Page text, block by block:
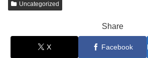
Uncategorized
Share
X Facebook